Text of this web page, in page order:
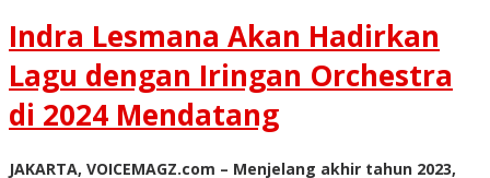
Indra Lesmana Akan Hadirkan
Lagu dengan Iringan Orchestra
di 2024 Mendatang
JAKARTA, VOICEMAGZ.com – Menjelang akhir tahun 2023,